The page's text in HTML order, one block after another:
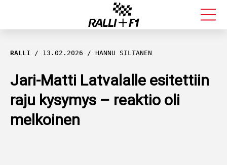
FORMULA 1
RALLI
KALLE ROVANPERÄ
VALTTERI BOTTAS
RALLI 13.02.2026 HANNU SILTANEN
Jari-Matti Latvalalle esitettiin
raju kysymys – reaktio oli
melkoinen